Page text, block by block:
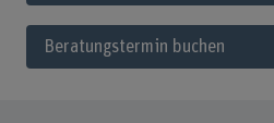
Beratungstermin buchen